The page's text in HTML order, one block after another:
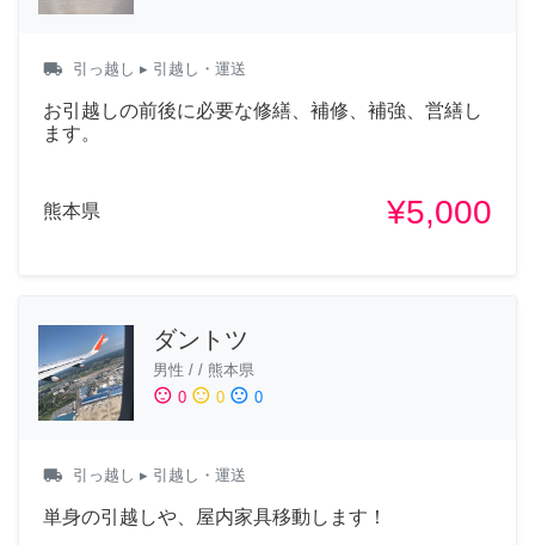
local_shipping 引っ越し ▸ 引越し・運送
お引越しの前後に必要な修繕、補修、補強、営繕し
ます。
熊本県 ¥5,000
ダントツ
男性 / / 熊本県
sentiment_satisfied 0 sentiment_neutral 0 sentiment_dissatisfied 0
local_shipping 引っ越し ▸ 引越し・運送
単身の引越しや、屋内家具移動します！